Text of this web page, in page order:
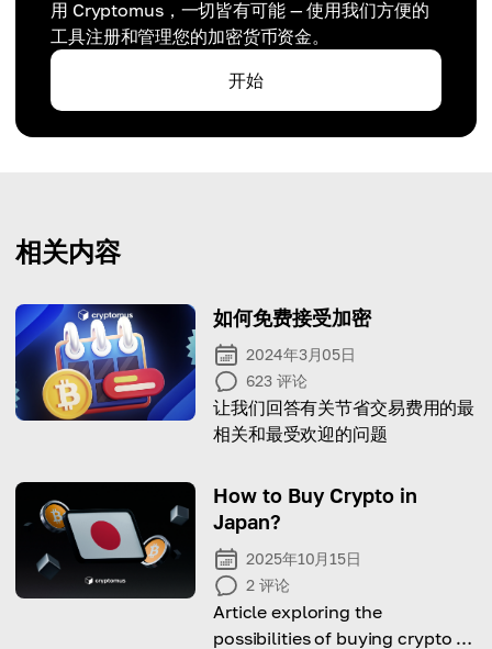
用 Cryptomus，一切皆有可能 — 使用我们方便的
工具注册和管理您的加密货币资金。
开始
相关内容
如何免费接受加密
2024年3月05日
623 评论
让我们回答有关节省交易费用的最
相关和最受欢迎的问题
How to Buy Crypto in
Japan?
2025年10月15日
2 评论
Article exploring the
possibilities of buying crypto in